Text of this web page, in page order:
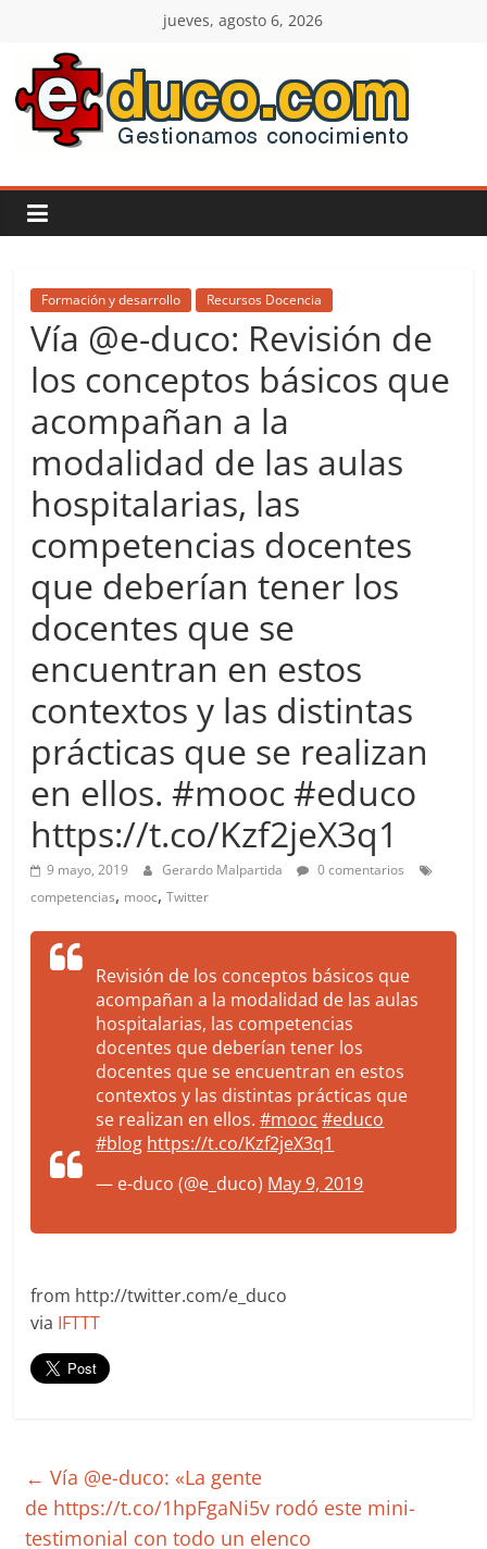
contenido
jueves, agosto 6, 2026
E-
duco:
Gestión
del
Conocimiento
Learn
Do
more.
Be
more.
Formación y desarrollo Recursos Docencia
Vía @e-duco: Revisión de
los conceptos básicos que
acompañan a la
modalidad de las aulas
hospitalarias, las
competencias docentes
que deberían tener los
docentes que se
encuentran en estos
contextos y las distintas
prácticas que se realizan
en ellos. #mooc #educo
https://t.co/Kzf2jeX3q1
9 mayo, 2019 Gerardo Malpartida
0 comentarios
competencias, mooc,Twitter
Revisión de los conceptos básicos que
acompañan a la modalidad de las aulas
hospitalarias, las competencias
docentes que deberían tener los
docentes que se encuentran en estos
contextos y las distintas prácticas que
se realizan en ellos.#mooc #educo
#blog https://t.co/Kzf2jeX3q1
— e-duco (@e_duco) May 9, 2019
from http://twitter.com/e_duco
via IFTTT
← Vía @e-duco: «La gente
de https://t.co/1hpFgaNi5v rodó este mini-
testimonial con todo un elenco